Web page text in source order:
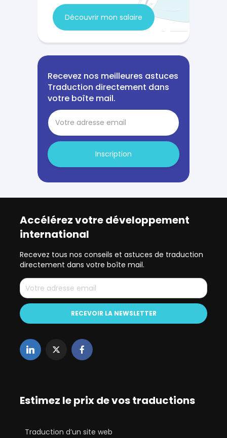
Découvrir mon salaire
Recevez nos meilleures astuces
Traduction directement dans
votre boîte mail.
Inscription
Accélérez votre développement
international
Recevez tous nos conseils et astuces de traduction
directement dans votre boîte mail.
Estimez le prix de vos traductions
Traduction d’un site web